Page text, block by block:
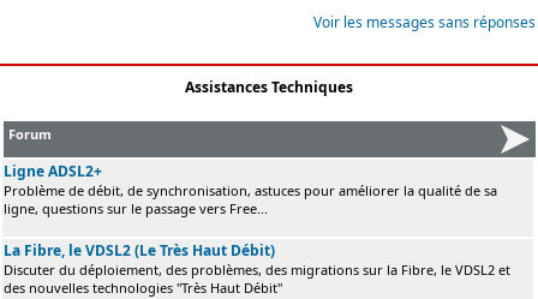
Voir les messages sans réponses
Assistances Techniques
Forum
Ligne ADSL2+
Problème de débit, de synchronisation, astuces pour améliorer la qualité de sa
ligne, questions sur le passage vers Free...
La Fibre, le VDSL2 (Le Très Haut Débit)
Discuter du déploiement, des problèmes, des migrations sur la Fibre, le VDSL2 et
des nouvelles technologies "Très Haut Débit"